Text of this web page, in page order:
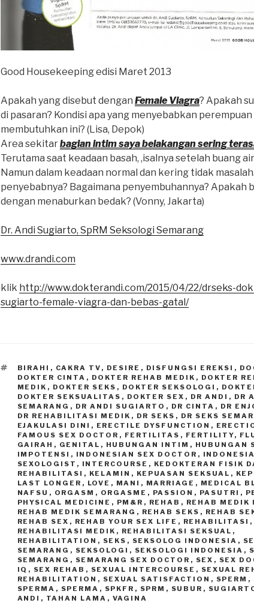
Good Housekeeping edisi Maret 2013
Apakah yang disebut dengan Female Viagra? Apakah
di pasaran? Kondisi apa yang menyebabkan perempuan
membutuhkan ini? (Lisa, Depok)
Area sekitarbagian intim saya belakangan sering
Terutama saat keadaan basah, ,isalnya setelah buang
Namun dalam keadaan normal dan kering tidak
penyebabnya? Bagaimana penyembuhannya? Apakah
dengan menaburkan bedak? (Vonny, Jakarta)
Dr. Andi Sugiarto, SpRM Seksologi Semarang
www.drandi.com
klik http://www.dokterandi.com/2015/04/22/drseks-
sugiarto-female-viagra-dan-bebas-gatal/
TAGS
BIRAHI , CAKRA TV , DESIRE , DISFUNGSI EREKSI ,
DOKTER CINTA , DOKTER REHAB MEDIK , DOKTER
MEDIK , DOKTER SEKS , DOKTER SEKSOLOGI ,
DOKTER SEKSUALITAS , DOKTER SEX , DR ANDI , DR
SEMARANG , DR ANDI SUGIARTO , DR CINTA , DR
DR REHABILITASI MEDIK , DR SEKS , DR SEKS
EJAKULASI DINI , ERECTILE DYSFUNCTION ,
FAMOUS SEX DOCTOR , FERTILITAS , FERTILITY,
GAIRAH , GENITAL , HUBUNGAN INTIM , HUBUNGAN
IMPOTENSI , INDONESIAN SEX DOCTOR ,
SEXOLOGIST , INTERCOURSE , KEDOKTERAN FISIK
REHABILITASI , KELAMIN , KEPUASAN SEKSUAL ,
LAST LONGER , LOVE , MANI , MARRIAGE , MEDICAL
NAFSU , ORGASM , ORGASME , PASSION , PASUTRI ,
PHYSICAL MEDICINE , PM&R , REHAB , REHAB MEDIK
REHAB MEDIK SEMARANG , REHAB SEKS , REHAB
REHAB SEX , REHAB YOUR SEX LIFE , REHABILITASI ,
REHABILITASI MEDIK , REHABILITASI SEKSUAL ,
REHABILITATION , SEKS , SEKSOLOG INDONESIA ,
SEMARANG , SEKSOLOGI , SEKSOLOGI INDONESIA ,
SEMARANG , SEMARANG SEX DOCTOR , SEX , SEX
IQ , SEX REHAB , SEXUAL INTERCOURSE , SEXUAL
REHABILITATION , SEXUAL SATISFACTION , SPERM ,
SPERMA , SPERMA , SPKFR , SPRM , SUBUR ,
ANDI , TAHAN LAMA , VAGINA